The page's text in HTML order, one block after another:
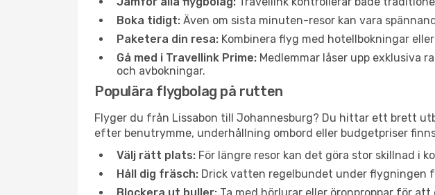
Boka tidigt: Även om sista minuten-resor kan vara
Paketera din resa: Kombinera flyg med hotellbokningar
Gå med i Travellink Prime: Medlemmar låser upp exklusiva
och avbokningar.
Populära flygbolag på rutten
Flyger du från Lissabon till Johannesburg? Du hittar ett brett
efter benutrymme, underhållning ombord eller budgetpriser
Välj rätt plats: För längre resor kan det göra stor skillnad i
Håll dig fräsch: Drick vatten regelbundet under flygningen